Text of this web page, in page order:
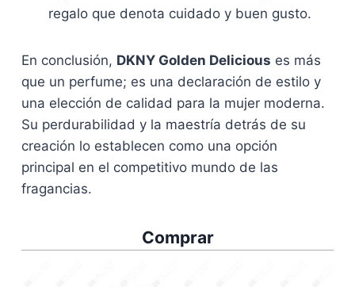
regalo que denota cuidado y buen gusto.
En conclusión, DKNY Golden Delicious es más
que un perfume; es una declaración de estilo y
una elección de calidad para la mujer moderna.
Su perdurabilidad y la maestría detrás de su
creación lo establecen como una opción
principal en el competitivo mundo de las
fragancias.
Comprar